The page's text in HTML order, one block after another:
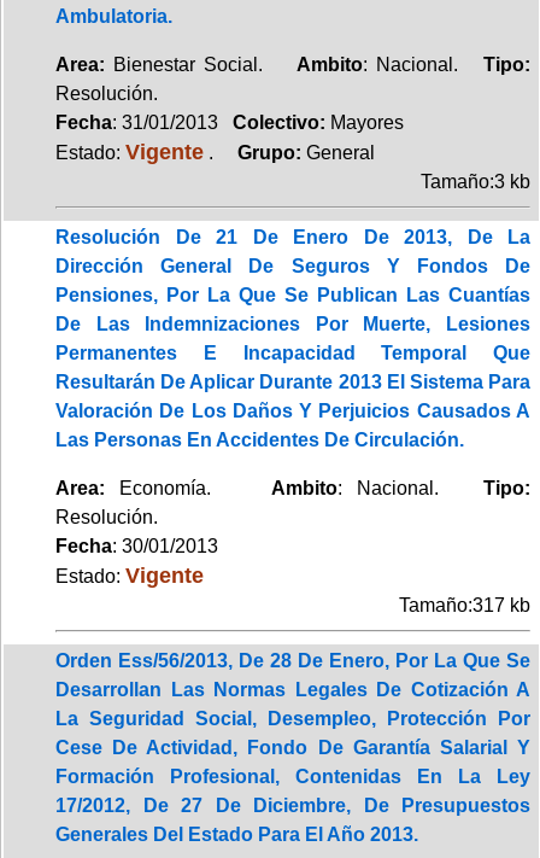
Ambulatoria.
Area: Bienestar Social. Ambito: Nacional. Tipo:
Resolución.
Fecha: 31/01/2013 Colectivo: Mayores
Estado: Vigente . Grupo: General
Tamaño:3 kb
Resolución De 21 De Enero De 2013, De La
Dirección General De Seguros Y Fondos De
Pensiones, Por La Que Se Publican Las Cuantías
De Las Indemnizaciones Por Muerte, Lesiones
Permanentes E Incapacidad Temporal Que
Resultarán De Aplicar Durante 2013 El Sistema Para
Valoración De Los Daños Y Perjuicios Causados A
Las Personas En Accidentes De Circulación.
Area: Economía. Ambito: Nacional.Tipo:
Resolución.
Fecha: 30/01/2013
Estado: Vigente
Tamaño:317 kb
Orden Ess/56/2013, De 28 De Enero, Por La Que Se
Desarrollan Las Normas Legales De Cotización A
La Seguridad Social, Desempleo, Protección Por
Cese De Actividad, Fondo De Garantía Salarial Y
Formación Profesional, Contenidas En La Ley
17/2012, De 27 De Diciembre, De Presupuestos
Generales Del Estado Para El Año 2013.